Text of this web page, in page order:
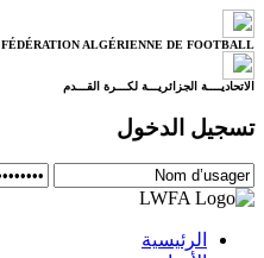
FÉDÉRATION ALGÉRIENNE DE FOOTBALL
الاتحاديــــة الجزائريـــة لكـــرة القـــدم
تسجيل الدخول
الرئيسية